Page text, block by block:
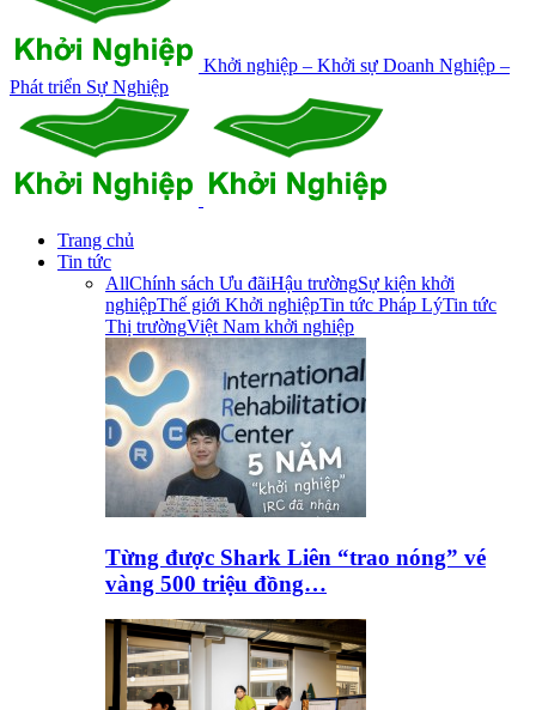
Khởi nghiệp – Khởi sự Doanh Nghiệp –
Phát triển Sự Nghiệp
Trang chủ
Tin tức
AllChính sách Ưu đãiHậu trườngSự kiện khởi
nghiệpThế giới Khởi nghiệpTin tức Pháp LýTin tức
Thị trườngViệt Nam khởi nghiệp
Từng được Shark Liên “trao nóng” vé
vàng 500 triệu đồng…